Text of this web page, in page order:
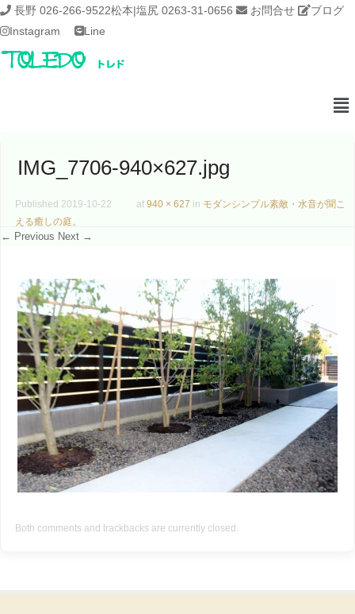
長野 026-266-9522松本|塩尻 0263-31-0656 お問合せ
ブログ
Instagram
Line
IMG_7706-940×627.jpg
Published 2019-10-22 at 940 × 627 in モダンシンプル素敵・水音が聞こ
える癒しの庭。
← Previous Next →
Both comments and trackbacks are currently closed.